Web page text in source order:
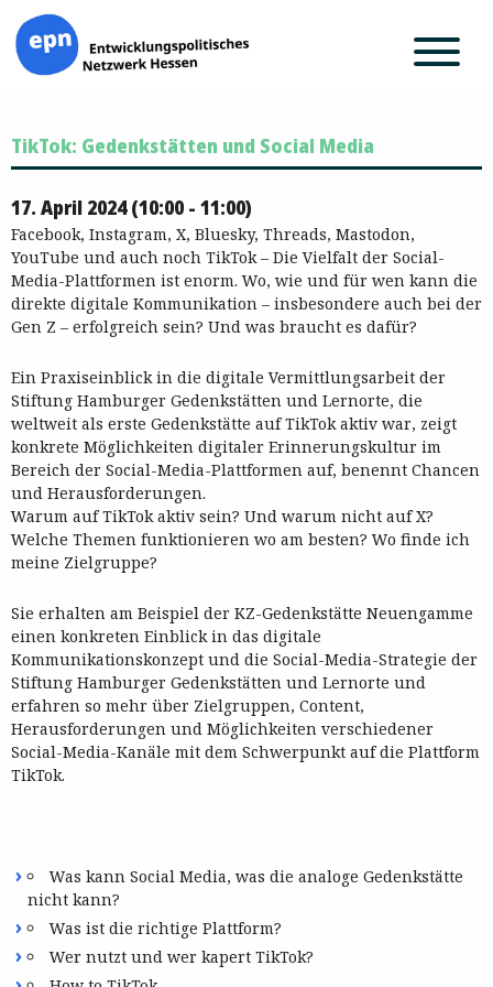
Inhalt
springen
TikTok: Gedenkstätten und Social Media
17. April 2024 (10:00 - 11:00)
Facebook, Instagram, X, Bluesky, Threads, Mastodon,
YouTube und auch noch TikTok – Die Vielfalt der Social-
Media-Plattformen ist enorm. Wo, wie und für wen kann die
direkte digitale Kommunikation – insbesondere auch bei der
Gen Z – erfolgreich sein? Und was braucht es dafür?
Ein Praxiseinblick in die digitale Vermittlungsarbeit der
Stiftung Hamburger Gedenkstätten und Lernorte, die
weltweit als erste Gedenkstätte auf TikTok aktiv war, zeigt
konkrete Möglichkeiten digitaler Erinnerungskultur im
Bereich der Social-Media-Plattformen auf, benennt Chancen
und Herausforderungen.
Warum auf TikTok aktiv sein? Und warum nicht auf X?
Welche Themen funktionieren wo am besten? Wo finde ich
meine Zielgruppe?
Sie erhalten am Beispiel der KZ-Gedenkstätte Neuengamme
einen konkreten Einblick in das digitale
Kommunikationskonzept und die Social-Media-Strategie der
Stiftung Hamburger Gedenkstätten und Lernorte und
erfahren so mehr über Zielgruppen, Content,
Herausforderungen und Möglichkeiten verschiedener
Social-Media-Kanäle mit dem Schwerpunkt auf die Plattform
TikTok.
Was kann Social Media, was die analoge Gedenkstätte
nicht kann?
Was ist die richtige Plattform?
Wer nutzt und wer kapert TikTok?